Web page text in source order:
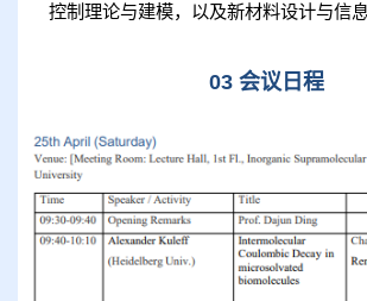
控制理论与建模，以及新材料设计与信息
03 会议日程